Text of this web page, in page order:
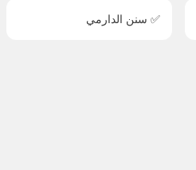
✅ سنن الدارمي